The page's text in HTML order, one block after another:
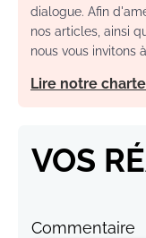
dialogue. Afin
nos articles, ainsi
nous vous invitons
Lire notre charte
VOS
Commentaire